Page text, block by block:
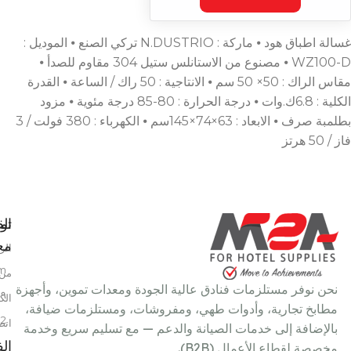
غسالة اطباق هود ⦁ ماركة : N.DUSTRIO تركي الصنع ⦁ الموديل :
WZ100-D ⦁ مصنوع من الاستانلس ستيل 304 مقاوم للصدأ ⦁
مقاس الراك : 50× 50 سم ⦁ الانتاجية : 50 راك / الساعة ⦁ القدرة
الكلية : 6.8ك.وات ⦁ درجة الحرارة : 80-85 درجة مئوية ⦁ مزود
بطلمبة صرف ⦁ الابعاد : 63×74×145سم ⦁ الكهرباء : 380 فولت / 3
فاز / 50 هرتز
نحن نوفر مستلزمات فنادق عالية الجودة ومعدات تموين، وأجهزة
مطابخ تجارية، وأدوات طهي، ومفروشات، ومستلزمات ضيافة،
بالإضافة إلى خدمات الصيانة والدعم — مع تسليم سريع وخدمة
مخصصة لقطاع الأعمال (B2B).
٩ شارع سعد الدين عمر، خلف بتروجيت، النزهة الجديدة، القاهرة، مصر